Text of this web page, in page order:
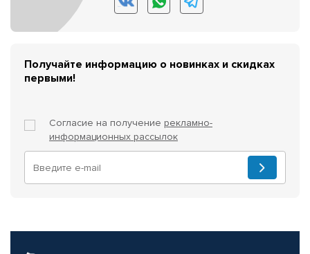
Получайте информацию о новинках и скидках
первыми!
Согласие на получение рекламно-
информационных рассылок